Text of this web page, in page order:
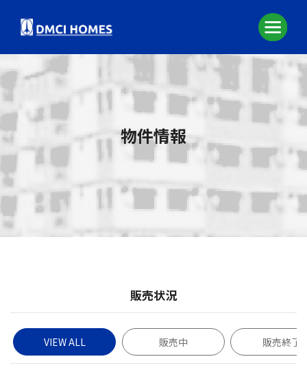
物件情報
販売状況
VIEW ALL 販売中 販売終了